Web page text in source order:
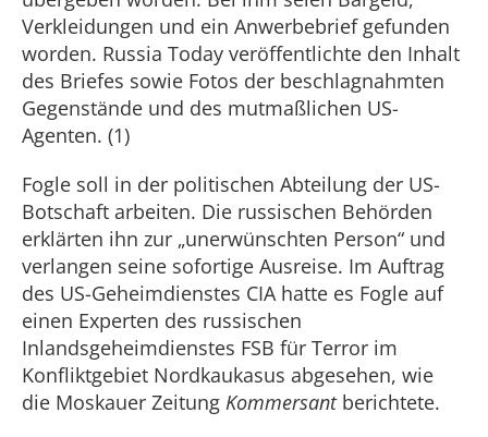
Verkleidungen und ein Anwerbebrief gefunden
worden. Russia Today veröffentlichte den Inhalt
des Briefes sowie Fotos der beschlagnahmten
Gegenstände und des mutmaßlichen US-
Agenten. (1)
Fogle soll in der politischen Abteilung der US-
Botschaft arbeiten. Die russischen Behörden
erklärten ihn zur „unerwünschten Person“ und
verlangen seine sofortige Ausreise. Im Auftrag
des US-Geheimdienstes CIA hatte es Fogle auf
einen Experten des russischen
Inlandsgeheimdienstes FSB für Terror im
Konfliktgebiet Nordkaukasus abgesehen, wie
die Moskauer Zeitung Kommersant berichtete.